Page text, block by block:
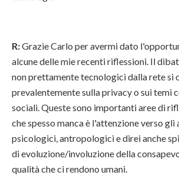
R:Grazie Carlo per avermi dato
alcune delle mie recenti riflessioni. Il
non prettamente tecnologici dalla rete si
prevalentemente sulla privacy o sui temi
sociali. Queste sono importanti aree di
che spesso manca è l'attenzione verso gli
psicologici, antropologici e direi anche
di evoluzione/involuzione della
qualità che ci rendono umani.